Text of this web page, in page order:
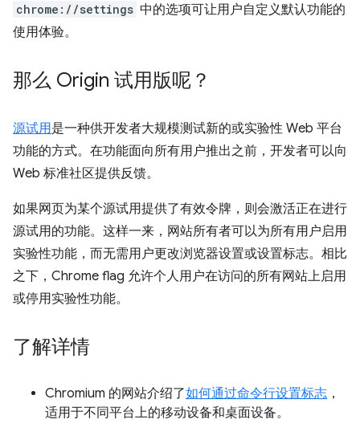
chrome://settings 中的选项可让用户自定义默认功能的
使用体验。
那么 Origin 试用版呢？
源试用是一种供开发者大规模测试新的或实验性 Web 平台
功能的方式。在功能面向所有用户推出之前，开发者可以向
Web 标准社区提供反馈。
如果网页为某个源试用提供了有效令牌，则会激活正在进行
源试用的功能。这样一来，网站所有者可以为所有用户启用
实验性功能，而无需用户更改浏览器设置或设置标志。相比
之下，Chrome flag 允许个人用户在访问的所有网站上启用
或停用实验性功能。
了解详情
Chromium 的网站介绍了如何通过命令行设置标志 ，
适用于不同平台上的移动设备和桌面设备。